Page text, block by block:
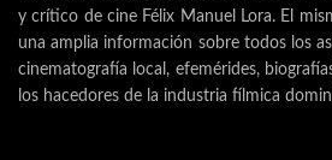
y crítico de cine Félix Manuel Lora. El
una amplia información sobre todos los
cinematografía local, efemérides,
los hacedores de la industria fílmica